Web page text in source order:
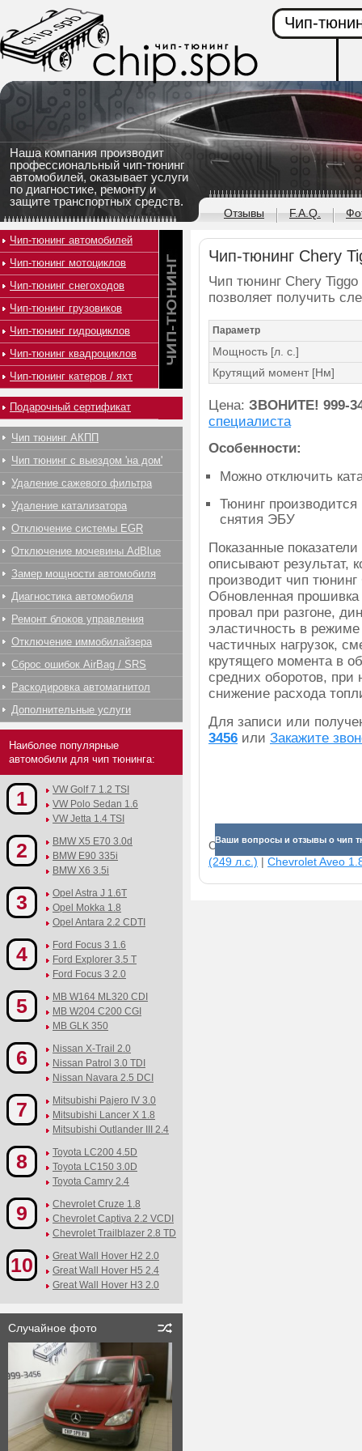
Наша компания производит
профессиональный чип-тюнинг
автомобилей, оказывает услуги
по диагностике, ремонту и
защите транспортных средств.
Чип-
Отзывы F.A.Q.
Чип-тюнинг Chery
Чип тюнинг Chery
позволяет получить
Параметр
Мощность [л. с.]
Крутящий момент [Нм]
Цена: ЗВОНИТЕ! 999-
специалиста
Особенности:
Можно отключить
Тюнинг
снятия ЭБУ
Показанные
описывают результат,
производит чип
Обновленная прошивка
провал при разгоне,
эластичность в
частичных нагрузок,
крутящего момента в
средних оборотов,
снижение расхода
Для записи или
3456 или Закажите
Ваши вопросы и отзывы о чип
Смотрите прибавки для
(249 л.с.) | Chevrolet Aveo
Чип-тюнинг автомобилей
Чип-тюнинг мотоциклов
Чип-тюнинг снегоходов
Чип-тюнинг грузовиков
Чип-тюнинг гидроциклов
Чип-тюнинг квадроциклов
Чип-тюнинг катеров / яхт
Подарочный сертификат
Чип тюнинг АКПП
Чип тюнинг с выездом 'на дом'
Удаление сажевого фильтра
Удаление катализатора
Отключение системы EGR
Отключение мочевины AdBlue
Замер мощности автомобиля
Диагностика автомобиля
Ремонт блоков управления
Отключение иммобилайзера
Сброс ошибок AirBag / SRS
Раскодировка автомагнитол
Дополнительные услуги
Наиболее популярные
автомобили для чип тюнинга:
1
VW Golf 7 1.2 TSI
VW Polo Sedan 1.6
VW Jetta 1.4 TSI
2
BMW X5 E70 3.0d
BMW E90 335i
BMW X6 3.5i
3
Opel Astra J 1.6T
Opel Mokka 1.8
Opel Antara 2.2 CDTI
4
Ford Focus 3 1.6
Ford Explorer 3.5 T
Ford Focus 3 2.0
5
MB W164 ML320 CDI
MB W204 C200 CGI
MB GLK 350
6
Nissan X-Trail 2.0
Nissan Patrol 3.0 TDI
Nissan Navara 2.5 DCI
7
Mitsubishi Pajero IV 3.0
Mitsubishi Lancer X 1.8
Mitsubishi Outlander III 2.4
8
Toyota LC200 4.5D
Toyota LC150 3.0D
Toyota Camry 2.4
9
Chevrolet Cruze 1.8
Chevrolet Captiva 2.2 VCDI
Chevrolet Trailblazer 2.8 TD
10
Great Wall Hover H2 2.0
Great Wall Hover H5 2.4
Great Wall Hover H3 2.0
Случайное фото